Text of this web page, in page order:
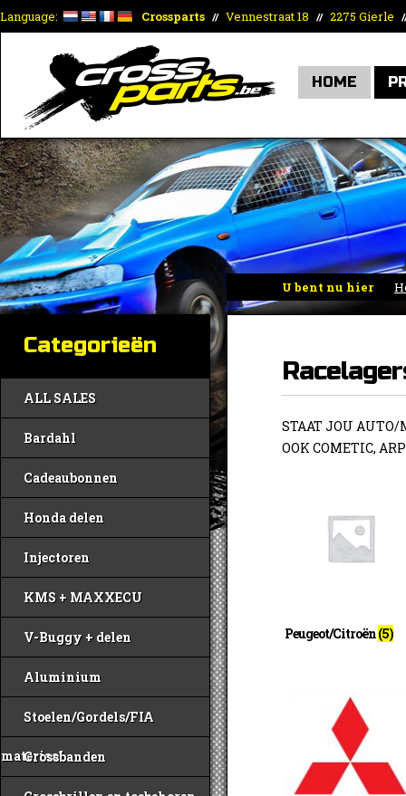
Language: Crossparts // Vennestraat 18 // 2275 Gierle
HOME
U bent nu hier
Categorieën
ALL SALES
Bardahl
Cadeaubonnen
Honda delen
Injectoren
KMS + MAXXECU
V-Buggy + delen
Aluminium
Stoelen/Gordels/FIA
materiaal
Crossbanden
STAAT JOU AUTO/
OOK COMETIC,
Peugeot/Citroën(5)